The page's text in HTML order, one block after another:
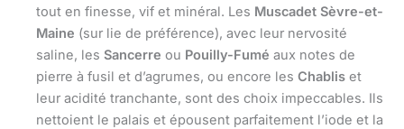
tout en finesse, vif et minéral. Les Muscadet Sèvre-et-
Maine (sur lie de préférence), avec leur nervosité
saline, les Sancerre ou Pouilly-Fumé aux notes de
pierre à fusil et d’agrumes, ou encore les Chablis et
leur acidité tranchante, sont des choix impeccables. Ils
nettoient le palais et épousent parfaitement l’iode et la